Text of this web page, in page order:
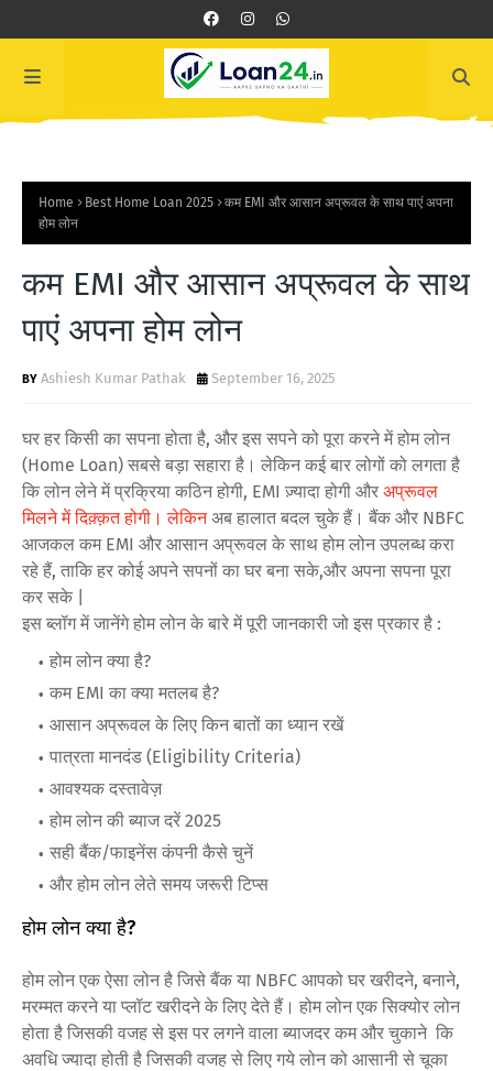
Home Best Home Loan 2025
कम EMI और आसान अप्रूवल के साथ पाएं अपना
होम लोन
कम EMI और आसान अप्रूवल के साथ
पाएं अपना होम लोन
Ashiesh Kumar Pathak September 16, 2025
घर हर किसी का सपना होता है, और इस सपने को पूरा करने में होम लोन
(Home Loan) सबसे बड़ा सहारा है। लेकिन कई बार लोगों को लगता है
कि लोन लेने में प्रक्रिया कठिन होगी, EMI ज़्यादा होगी और अप्रूवल
मिलने में दिक़्क़त होगी। लेकिनअब हालात बदल चुके हैं। बैंक और NBFC
आजकल कम EMI और आसान अप्रूवल के साथ होम लोन उपलब्ध करा
रहे हैं, ताकि हर कोई अपने सपनों का घर बना सके,और अपना सपना पूरा
कर सके |
इस ब्लॉग में जानेंगे होम लोन के बारे में पूरी जानकारी जो इस प्रकार है :
होम लोन क्या है?
कम EMI का क्या मतलब है?
आसान अप्रूवल के लिए किन बातों का ध्यान रखें
पात्रता मानदंड (Eligibility Criteria)
आवश्यक दस्तावेज़
होम लोन की ब्याज दरें 2025
सही बैंक/फाइनेंस कंपनी कैसे चुनें
और होम लोन लेते समय जरूरी टिप्स
होम लोन क्या है?
होम लोन एक ऐसा लोन है जिसे बैंक या NBFC आपको घर खरीदने, बनाने,
मरम्मत करने या प्लॉट खरीदने के लिए देते हैं। होम लोन एक सिक्योर लोन
होता है जिसकी वजह से इस पर लगने वाला ब्याजदर कम और चुकाने कि
अवधि ज्यादा होती है जिसकी वजह से लिए गये लोन को आसानी से चूका